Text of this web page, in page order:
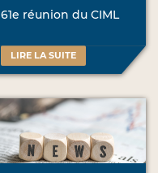
61e réunion du CIML
LIRE LA SUITE